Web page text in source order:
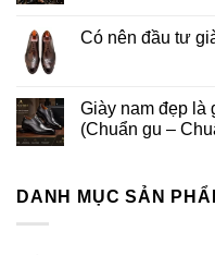
Có nên đầu tư
Giày nam đẹp là
(Chuẩn gu –
DANH MỤC SẢN